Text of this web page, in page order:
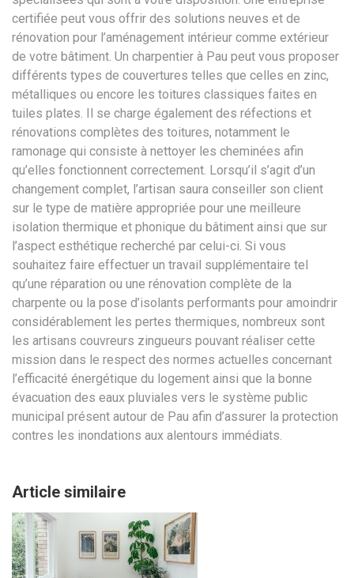
certifiée peut vous offrir des solutions neuves et de
rénovation pour l’aménagement intérieur comme extérieur
de votre bâtiment. Un charpentier à Pau peut vous proposer
différents types de couvertures telles que celles en zinc,
métalliques ou encore les toitures classiques faites en
tuiles plates. Il se charge également des réfections et
rénovations complètes des toitures, notamment le
ramonage qui consiste à nettoyer les cheminées afin
qu’elles fonctionnent correctement. Lorsqu’il s’agit d’un
changement complet, l’artisan saura conseiller son client
sur le type de matière appropriée pour une meilleure
isolation thermique et phonique du bâtiment ainsi que sur
l’aspect esthétique recherché par celui-ci. Si vous
souhaitez faire effectuer un travail supplémentaire tel
qu’une réparation ou une rénovation complète de la
charpente ou la pose d’isolants performants pour amoindrir
considérablement les pertes thermiques, nombreux sont
les artisans couvreurs zingueurs pouvant réaliser cette
mission dans le respect des normes actuelles concernant
l’efficacité énergétique du logement ainsi que la bonne
évacuation des eaux pluviales vers le système public
municipal présent autour de Pau afin d’assurer la protection
contres les inondations aux alentours immédiats.
Article similaire